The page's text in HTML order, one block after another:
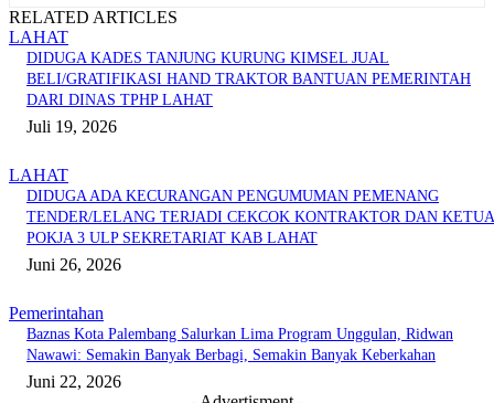
RELATED ARTICLES
LAHAT
DIDUGA KADES TANJUNG KURUNG KIMSEL JUAL
BELI/GRATIFIKASI HAND TRAKTOR BANTUAN PEMERINTAH
DARI DINAS TPHP LAHAT
Juli 19, 2026
LAHAT
DIDUGA ADA KECURANGAN PENGUMUMAN PEMENANG
TENDER/LELANG TERJADI CEKCOK KONTRAKTOR DAN KETUA
POKJA 3 ULP SEKRETARIAT KAB LAHAT
Juni 26, 2026
Pemerintahan
Baznas Kota Palembang Salurkan Lima Program Unggulan, Ridwan
Nawawi: Semakin Banyak Berbagi, Semakin Banyak Keberkahan
Juni 22, 2026